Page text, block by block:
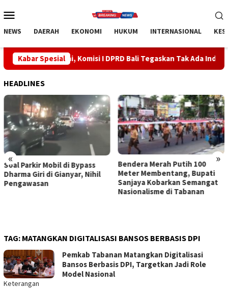
ke
Mobile
NEWS DAERAH EKONOMI HUKUM INTERNASIONAL
Kabar Spesial
Komisi I DPRD Bali Tegaskan Tak Ada Indikasi Penyalahgunaan
HEADLINES
« »
Bendera Merah Putih 100
Meter Membentang, Bupati
Sanjaya Kobarkan Semangat
Sidak Bea Cukai Ngurah Rai,
Komisi I DPRD Bali Tegaskan
Tak Ada Indikasi
Penyalahgunaan Barang
TAG: MATANGKAN DIGITALISASI BANSOS BERBASIS DPI
Keterangan
Pemkab Tabanan Matangkan Digitalisasi
Bansos Berbasis DPI, Targetkan Jadi Role
Model Nasional